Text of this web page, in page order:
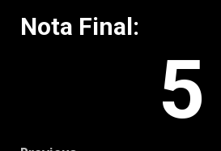
Nota Final:
5